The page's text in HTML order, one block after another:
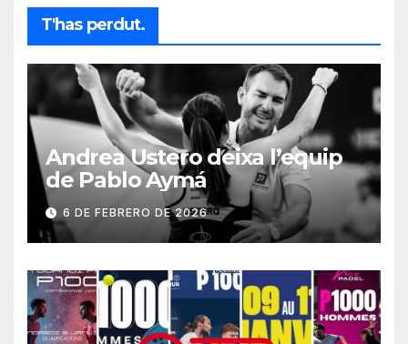
T'has perdut.
Andrea Ustero deixa l’equip
de Pablo Aymá
6 DE FEBRERO DE 2026